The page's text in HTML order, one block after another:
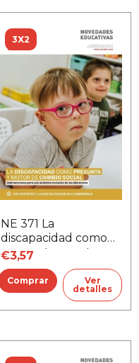
3X2
NE 371 La
discapacidad como
pregunta y motor
de cambio social
€3,57
Ver
detalles